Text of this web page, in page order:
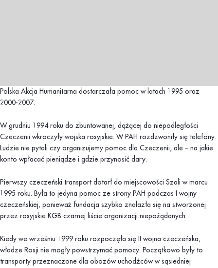
Polska Akcja Humanitarna dostarczała pomoc w latach 1995 oraz
2000-2007.
W grudniu 1994 roku do zbuntowanej, dążącej do niepodległości
Czeczenii wkroczyły wojska rosyjskie. W PAH rozdzwoniły się telefony.
Ludzie nie pytali czy organizujemy pomoc dla Czeczenii, ale – na jakie
konto wpłacać pieniądze i gdzie przynosić dary.
Pierwszy czeczeński transport dotarł do miejscowości Szali w marcu
1995 roku. Była to jedyna pomoc ze strony PAH podczas I wojny
czeczeńskiej, ponieważ fundacja szybko znalazła się na stworzonej
przez rosyjskie KGB czarnej liście organizacji niepożądanych.
Kiedy we wrześniu 1999 roku rozpoczęła się II wojna czeczeńska,
władze Rosji nie mogły powstrzymać pomocy. Początkowo były to
transporty przeznaczone dla obozów uchodźców w sąsiedniej